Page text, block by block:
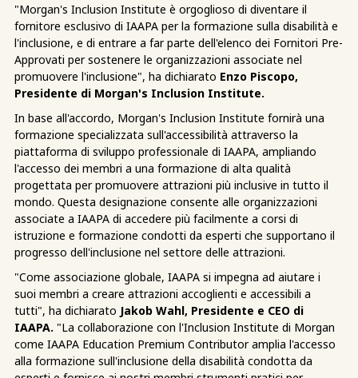
"Morgan's Inclusion Institute è orgoglioso di diventare il
fornitore esclusivo di IAAPA per la formazione sulla disabilità e
l'inclusione, e di entrare a far parte dell'elenco dei Fornitori Pre-
Approvati per sostenere le organizzazioni associate nel
promuovere l'inclusione", ha dichiarato Enzo Piscopo,
Presidente di Morgan's Inclusion Institute.
In base all'accordo, Morgan's Inclusion Institute fornirà una
formazione specializzata sull'accessibilità attraverso la
piattaforma di sviluppo professionale di IAAPA, ampliando
l'accesso dei membri a una formazione di alta qualità
progettata per promuovere attrazioni più inclusive in tutto il
mondo. Questa designazione consente alle organizzazioni
associate a IAAPA di accedere più facilmente a corsi di
istruzione e formazione condotti da esperti che supportano il
progresso dell'inclusione nel settore delle attrazioni.
"Come associazione globale, IAAPA si impegna ad aiutare i
suoi membri a creare attrazioni accoglienti e accessibili a
tutti", ha dichiarato Jakob Wahl, Presidente e CEO di
IAAPA. "La collaborazione con l'Inclusion Institute di Morgan
come IAAPA Education Premium Contributor amplia l'accesso
alla formazione sull'inclusione della disabilità condotta da